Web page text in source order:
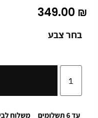
349.00 ₪
בחר צבע